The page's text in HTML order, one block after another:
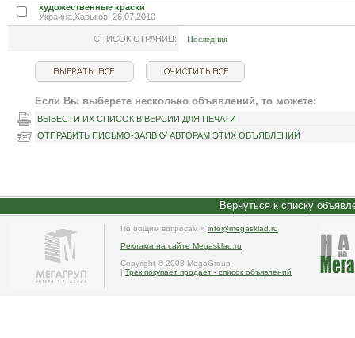
художественные краски
Украина,Харьков, 26.07.2010
СПИСОК СТРАНИЦ: Последняя
Если Вы выберете несколько объявлений, то можете:
ВЫВЕСТИ ИХ СПИСОК В ВЕРСИИ ДЛЯ ПЕЧАТИ
ОТПРАВИТЬ ПИСЬМО-ЗАЯВКУ АВТОРАМ ЭТИХ ОБЪЯВЛЕНИЙ
Вернуться к списку
По общим вопросам » info@megasklad.ru
Реклама на сайте Megasklad.ru
Copyright © 2003 MegaGroup
| Трек покупает продает - список объявлений